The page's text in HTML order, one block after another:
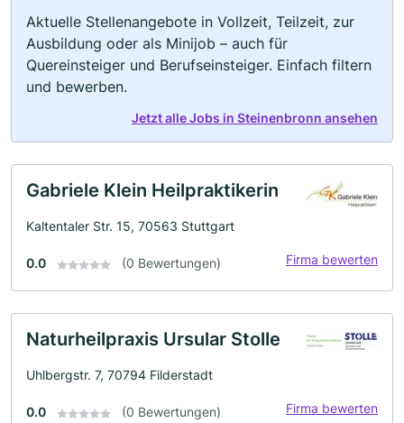
Aktuelle Stellenangebote in Vollzeit, Teilzeit, zur
Ausbildung oder als Minijob – auch für
Quereinsteiger und Berufseinsteiger. Einfach filtern
und bewerben.
Jetzt alle Jobs in Steinenbronn ansehen
Gabriele Klein Heilpraktikerin
Kaltentaler Str. 15, 70563 Stuttgart
0.0 (0 Bewertungen) Firma bewerten
Naturheilpraxis Ursular Stolle
Uhlbergstr. 7, 70794 Filderstadt
0.0 (0 Bewertungen) Firma bewerten